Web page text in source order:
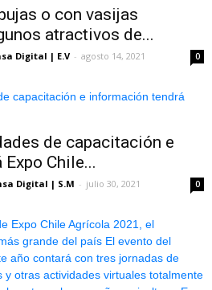
o con vasijas
atractivos de...
Digital | E.V - agosto 14, 2021 0
de capacitación e
Chile...
Digital | S.M - julio 30, 2021 0